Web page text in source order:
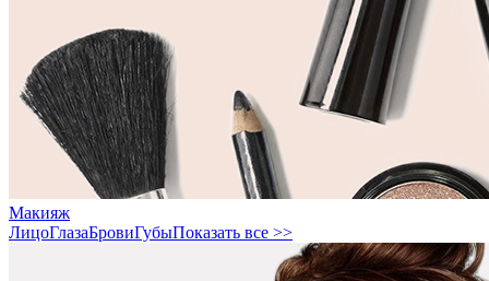
Макияж
ЛицоГлазаБровиГубыПоказать все >>